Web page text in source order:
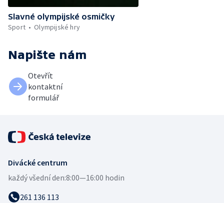
Slavné olympijské osmičky
Sport
Olympijské hry
Napište nám
Otevřít
kontaktní
formulář
Divácké centrum
každý všední den:8:00—16:00 hodin
261 136 113